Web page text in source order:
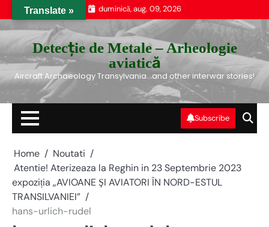
to
duminică, aug. 09, 2026
Detecție de Metale – Arheologie
aviatică
Aircraft Archaeology Transylvania…and other interwar stories!
Subscribe
Home
Noutati
Atentie! Aterizeaza la Reghin in 23 Septembrie 2023
expoziția „AVIOANE ŞI AVIATORI ÎN NORD-ESTUL
TRANSILVANIEI”
hans-urlich-rudel
Translate »